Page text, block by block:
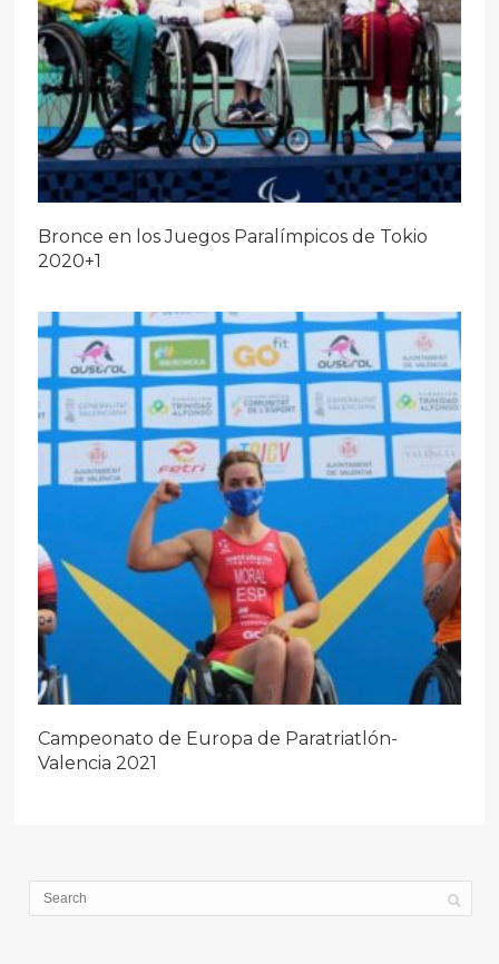
Bronce en los Juegos Paralímpicos de Tokio
2020+1
Campeonato de Europa de Paratriatlón-
Valencia 2021